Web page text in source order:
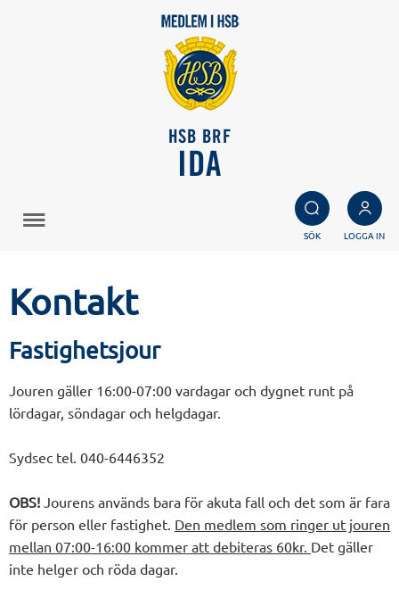
HSB BRF
IDA
SÖK LOGGA IN
Kontakt
Fastighetsjour
Jouren gäller 16:00-07:00 vardagar och dygnet runt på
lördagar, söndagar och helgdagar.
Sydsec tel. 040-6446352
OBS! Jourens används bara för akuta fall och det som är fara
för person eller fastighet. Den medlem som ringer ut jouren
mellan 07:00-16:00 kommer att debiteras 60kr. Det gäller
inte helger och röda dagar.